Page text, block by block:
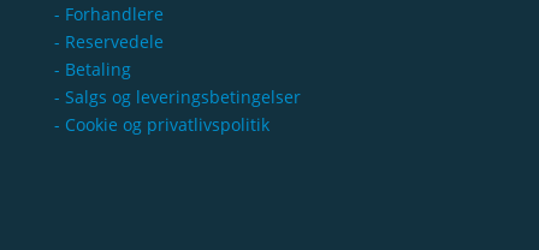
- Forhandlere
- Reservedele
- Betaling
- Salgs og leveringsbetingelser
- Cookie og privatlivspolitik